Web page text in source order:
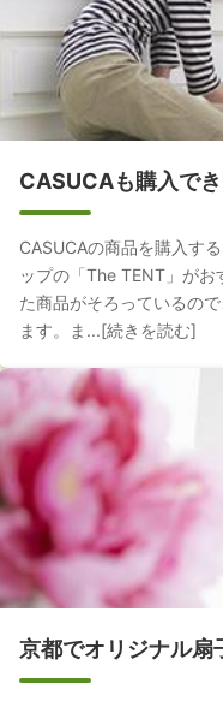
CASUCAも購入で
CASUCAの商品を購入す
ップの「The TENT」が
た商品がそろっているの
ます。ま...[続きを読む]
京都でオリジナル